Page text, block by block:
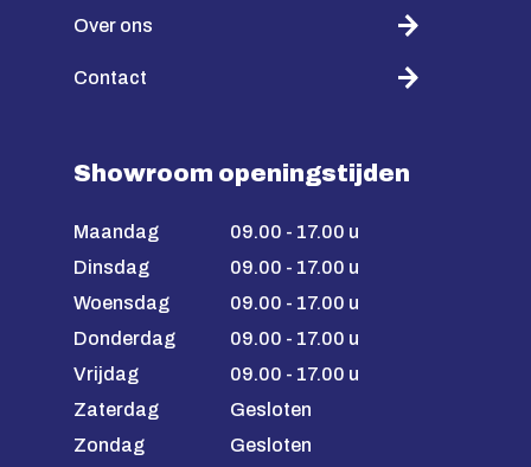
Over ons
Contact
Showroom openingstijden
Maandag
09.00 - 17.00 u
Dinsdag
09.00 - 17.00 u
Woensdag
09.00 - 17.00 u
Donderdag
09.00 - 17.00 u
Vrijdag
09.00 - 17.00 u
Zaterdag
Gesloten
Zondag
Gesloten